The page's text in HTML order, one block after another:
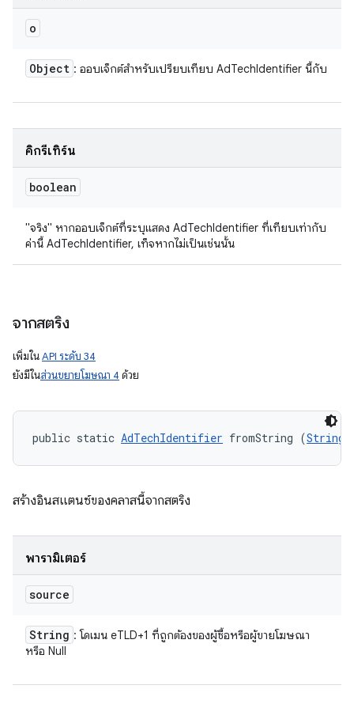
o
Object : ออบเจ็กต์สำหรับเปรียบเทียบ AdTechIdentifier นี้กับ
คิกรีเทิร์น
boolean
"จริง" หากออบเจ็กต์ที่ระบุแสดง AdTechIdentifier ที่เทียบเท่ากับ
ค่านี้ AdTechIdentifier, เท็จหากไม่เป็นเช่นนั้น
จากสตริง
เพิ่มในAPI ระดับ 34
ยังมีในส่วนขยายโฆษณา 4 ด้วย
public static AdTechIdentifier fromString (String
สร้างอินสแตนซ์ของคลาสนี้จากสตริง
พารามิเตอร์
source
String : โดเมน eTLD+1 ที่ถูกต้องของผู้ซื้อหรือผู้ขายโฆษณา
หรือ Null